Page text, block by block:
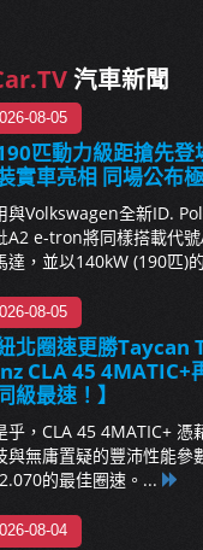
汽車新聞
08-05
190匹動力級距搶先
實車亮相 同場公布
與Volkswagen全新ID.
A2 e-tron將同樣搭載代
達，並以140kW (190匹)
08-05
紐北圈速更勝
CLA 45 4MATIC+
級最速！】
乎，CLA 45 4MATIC+
與無庸置疑的豐沛性能參
的最佳圈速。...
08-04